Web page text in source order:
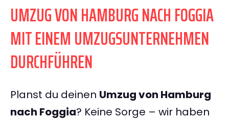
UMZUG VON HAMBURG NACH FOGGIA
MIT EINEM UMZUGSUNTERNEHMEN
DURCHFÜHREN
Planst du deinen Umzug von Hamburg
nach Foggia? Keine Sorge – wir haben